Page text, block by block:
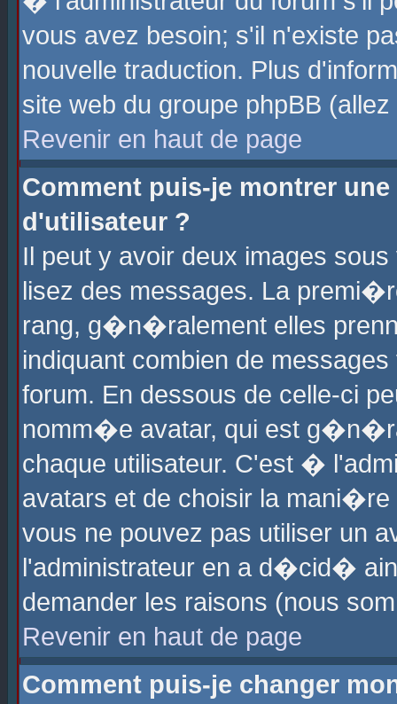
vous avez besoin; s'il n'existe
nouvelle traduction. Plus
site web du groupe phpBB
Revenir en haut de page
Comment puis-je montrer
d'utilisateur ?
Il peut y avoir deux images
lisez des messages. La
rang, g�n�ralement elles
indiquant combien de
forum. En dessous de celle-ci
nomm�e avatar, qui est
chaque utilisateur. C'est �
avatars et de choisir la
vous ne pouvez pas utiliser un
l'administrateur en a d�cid�
demander les raisons (nous
Revenir en haut de page
Comment puis-je changer